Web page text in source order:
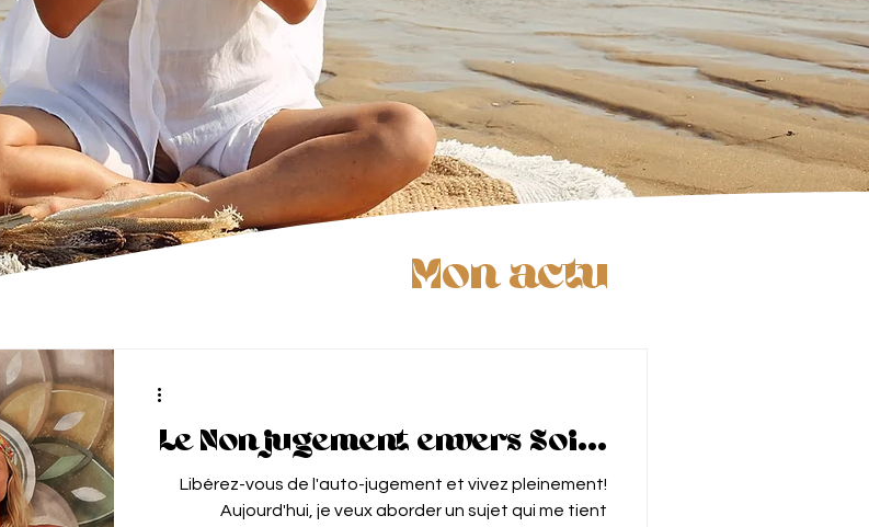
Mon actu
Le Non jugement envers Soi...
Libérez-vous de l'auto-jugement et vivez pleinement!
Aujourd'hui, je veux aborder un sujet qui me tient